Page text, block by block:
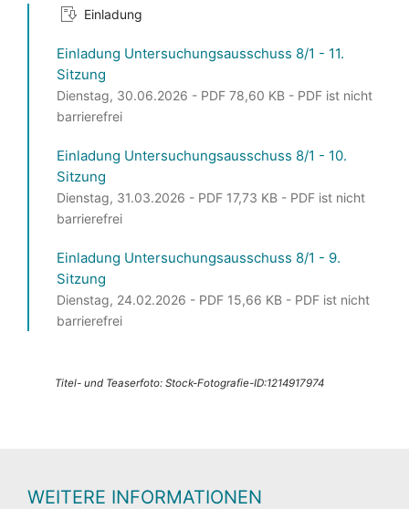
Einladung
Einladung Untersuchungsausschuss 8/1 - 11.
Sitzung
Dienstag, 30.06.2026 - PDF 78,60 KB - PDF ist nicht
barrierefrei
Einladung Untersuchungsausschuss 8/1 - 10.
Sitzung
Dienstag, 31.03.2026 - PDF 17,73 KB - PDF ist nicht
barrierefrei
Einladung Untersuchungsausschuss 8/1 - 9.
Sitzung
Dienstag, 24.02.2026 - PDF 15,66 KB - PDF ist nicht
barrierefrei
Titel- und Teaserfoto: Stock-Fotografie-ID:1214917974
WEITERE INFORMATIONEN